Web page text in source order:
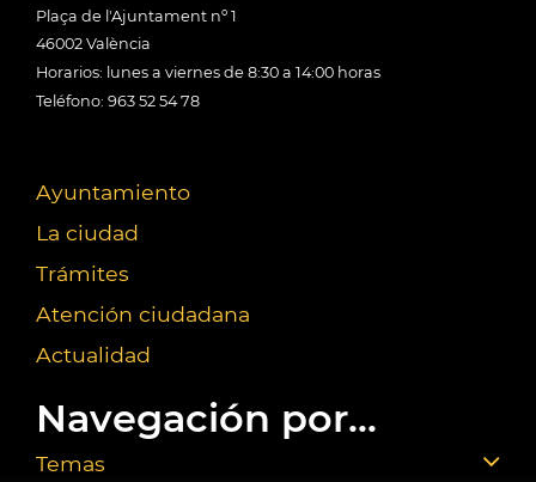
Plaça de l'Ajuntament nº 1
46002 València
Horarios: lunes a viernes de 8:30 a 14:00 horas
Teléfono: 963 52 54 78
Ayuntamiento
La ciudad
Trámites
Atención ciudadana
Actualidad
Navegación por...
Temas